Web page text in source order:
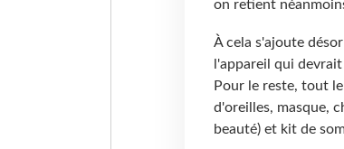
on retient
À cela s'ajoute
l'appareil qui
Pour le reste, tout
d'oreilles, masque,
beauté) et kit de